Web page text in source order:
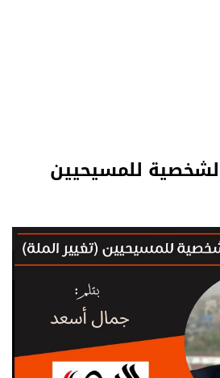
للمسيحيين